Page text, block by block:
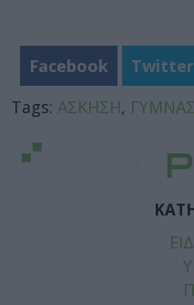
Facebook
Twitter
Tags: ΑΣΚΗΣΗ,